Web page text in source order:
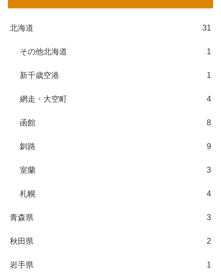
北海道 31
その他北海道 1
新千歳空港 1
網走・大空町 4
函館 8
釧路 9
室蘭 3
札幌 4
青森県 3
秋田県 2
岩手県 1